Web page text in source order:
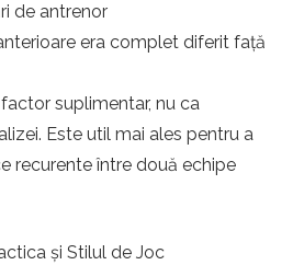
de antrenor
era complet diferit față
suplimentar, nu ca
Este util mai ales pentru a
recurente între două echipe
și Stilul de Joc